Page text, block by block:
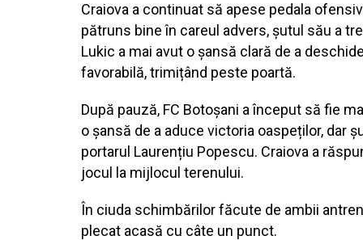
Craiova a continuat să apese pedala
pătruns bine în careul advers, șutul său a
Lukic a mai avut o șansă clară de a
favorabilă, trimițând peste poartă.
După pauză, FC Botoșani a început să fie
o șansă de a aduce victoria oaspeților, dar
portarul Laurențiu Popescu. Craiova a
jocul la mijlocul terenului.
În ciuda schimbărilor făcute de ambii
plecat acasă cu câte un punct.